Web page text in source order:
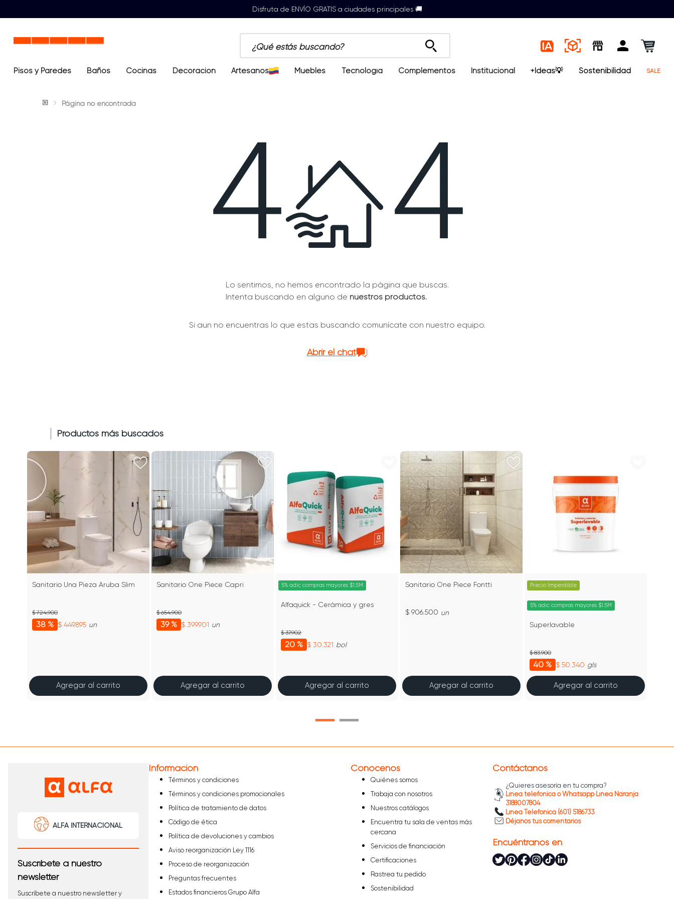
Disfruta de ENVÍO GRATIS a ciudades principales 🚚
¿Qué estás buscando?
Pisos y Paredes Baños Cocinas Decoración Artesanos Muebles Tecnología Complementos Institucional +Ideas💡 Sostenibilidad SALE
Página no encontrada
Lo sentimos, no hemos encontrado la página que buscas.
Intenta buscando en alguno de nuestros productos.
Si aun no encuentras lo que estas buscando comunícate con nuestro equipo.
Abrir el chat
Productos más buscados
Sanitario Una Pieza Aruba Slim
38 % $ 449.895
$ 724.900
un
Agregar al carrito
Sanitario One Piece Capri
39 % $ 399.901
$ 654.900
un
Agregar al carrito
5% adic compras mayores $1.5M
Alfaquick - Cerámica y gres
20 % $ 30.321
$ 37.902
bol
Agregar al carrito
Sanitario One Piece Fontti
$ 906.500 un
Agregar al carrito
Precio Imperdible
5% adic compras mayores $1.5M
Superlavable
40 % $ 50.340
$ 83.900
gls
Agregar al carrito
ALFA INTERNACIONAL
Suscríbete a nuestro
newsletter
Suscríbete a nuestro newsletter y
Información
Términos y condiciones
Términos y condiciones promocionales
Política de tratamiento de datos
Código de ética
Política de devoluciones y cambios
Aviso reorganización Ley 1116
Proceso de reorganización
Preguntas frecuentes
Estados financieros Grupo Alfa
Conócenos
Quiénes somos
Trabaja con nosotros
Nuestros catálogos
Encuentra tu sala de ventas más
cercana
Servicios de financiación
Certificaciones
Rastrea tu pedido
Sostenibilidad
Contáctanos
¿Quieres asesoría en tu compra?
Línea telefónica o Whatsapp Línea Naranja
3188007804
Línea Telefónica (601) 5186733
Déjanos tus comentarios
Encuéntranos en
Términos más buscados
2. sanitario